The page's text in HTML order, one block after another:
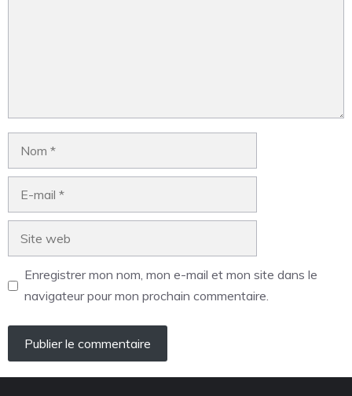
Enregistrer mon nom, mon e-mail et mon site dans le
navigateur pour mon prochain commentaire.